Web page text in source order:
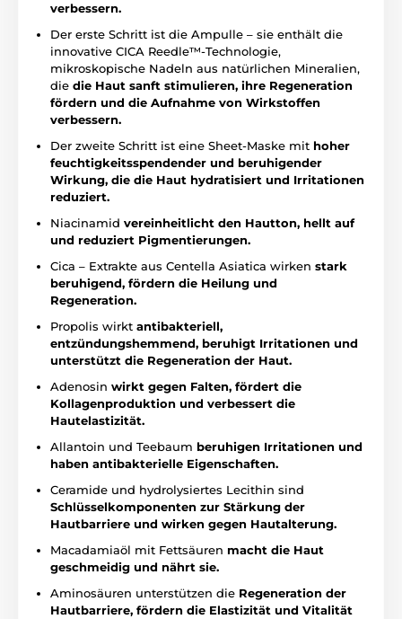
verbessern.
Der erste Schritt ist die Ampulle – sie enthält die
innovative CICA Reedle™-Technologie,
mikroskopische Nadeln aus natürlichen Mineralien,
die die Haut sanft stimulieren, ihre Regeneration
fördern und die Aufnahme von Wirkstoffen
verbessern.
Der zweite Schritt ist eine Sheet-Maske mit hoher
feuchtigkeitsspendender und beruhigender
Wirkung, die die Haut hydratisiert und Irritationen
reduziert.
Niacinamid vereinheitlicht den Hautton, hellt auf
und reduziert Pigmentierungen.
Cica – Extrakte aus Centella Asiatica wirken stark
beruhigend, fördern die Heilung und
Regeneration.
Propolis wirkt antibakteriell,
entzündungshemmend, beruhigt Irritationen und
unterstützt die Regeneration der Haut.
Adenosin wirkt gegen Falten, fördert die
Kollagenproduktion und verbessert die
Hautelastizität.
Allantoin und Teebaum beruhigen Irritationen und
haben antibakterielle Eigenschaften.
Ceramide und hydrolysiertes Lecithin sind
Schlüsselkomponenten zur Stärkung der
Hautbarriere und wirken gegen Hautalterung.
Macadamiaöl mit Fettsäuren macht die Haut
geschmeidig und nährt sie.
Aminosäuren unterstützen die Regeneration der
Hautbarriere, fördern die Elastizität und Vitalität